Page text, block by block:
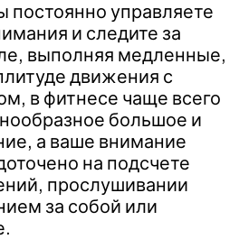
постоянно управляете
и следите за
выполняя медленные,
движения с
в фитнесе чаще всего
большое и
а ваше внимание
на подсчете
прослушивании
за собой или